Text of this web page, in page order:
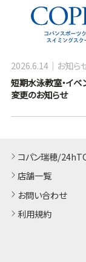
短期水泳教室・イベ
変更のお知らせ
2026.6.14
お知ら
コパン瑞穂/
店舗一覧
お問い合わせ
利用規約